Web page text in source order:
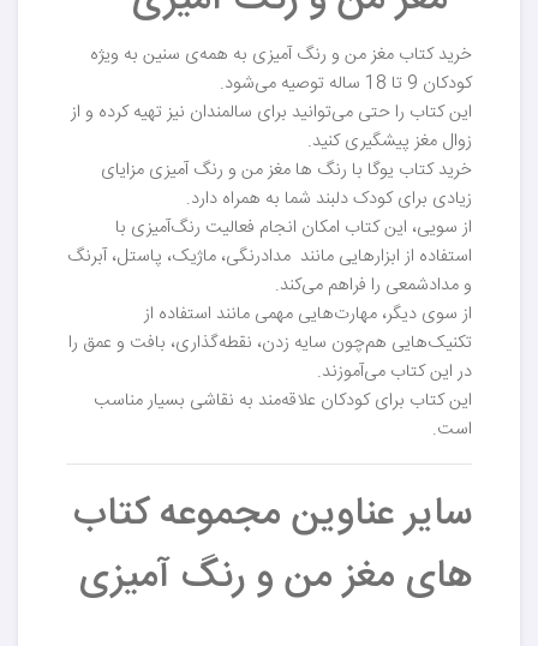
خرید کتاب مغز من و رنگ آمیزی به همه‌ی سنین به ویژه
کودکان 9 تا 18 ساله توصیه می‌شود.
این کتاب را حتی می‌توانید برای سالمندان نیز تهیه کرده و از
زوال مغز پیشگیری کنید.
خرید کتاب یوگا با رنگ ها مغز من و رنگ آمیزی مزایای
زیادی برای کودک دلبند شما به همراه دارد.
از سویی، این کتاب امکان انجام فعالیت رنگ‌آمیزی با
استفاده از ابزارهایی مانند مدادرنگی، ماژیک، پاستل، آبرنگ
و مدادشمعی را فراهم می‌کند.
از سوی دیگر، مهارت‌هایی مهمی مانند استفاده از
تکنیک‌هایی هم‌چون سایه زدن، نقطه‌گذاری، بافت و عمق را
در این کتاب می‌آموزند.
این کتاب برای کودکان علاقه‌مند به نقاشی بسیار مناسب
است.
سایر عناوین مجموعه کتاب
های مغز من و رنگ آمیزی